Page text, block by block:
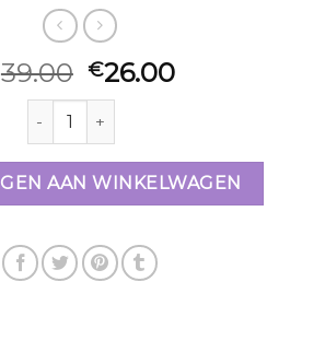
39.00 €26.00
schooltas handtas dames aantal
AAN WINKELWAGEN